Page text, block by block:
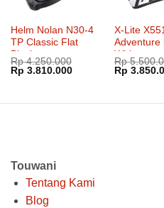
Helm Nolan N30-4
TP Classic Flat
Black
Rp4.250.000
Harga
aslinya
Rp 3.810.000Harga
Rp 3.810.000.
X-Lite X551
Adventure
White
Rp
Harga
aslinya
Rp
Touwani
Tentang Kami
Blog